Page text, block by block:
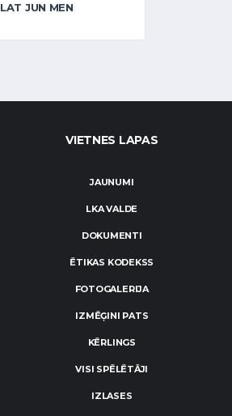
LAT JUN MEN
VIETNES LAPAS
JAUNUMI
LKA VALDE
DOKUMENTI
ĒTIKAS KODEKSS
FOTOGALERIJA
IZMĒĢINI PATS
KĒRLINGS
VISI SPĒLĒTĀJI
IZLASES